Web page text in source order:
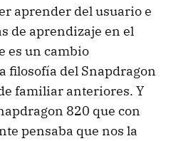
aprender del usuario e
de aprendizaje en el
es un cambio
filosofía del Snapdragon
familiar anteriores. Y
820 que con
pensaba que nos la